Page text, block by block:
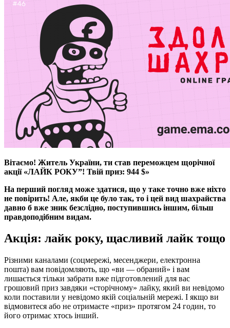
Вітаємо! Житель України, ти став переможцем щорічної
акції «ЛАЙК РОКУ”! Твій приз: 944 $»
На перший погляд може здатися, що у таке точно вже ніхто
не повірить! Але, якби це було так, то і цей вид шахрайства
давно б вже зник безслідно, поступившись іншим, більш
правдоподібним видам.
Акція: лайк року, щасливий лайк тощо
Різними каналами (соцмережі, месенджери, електронна
пошта) вам повідомляють, що «ви — обраний» і вам
лишається тільки забрати вже підготовлений для вас
грошовий приз завдяки «сторічному» лайку, який ви невідомо
коли поставили у невідомо якій соціальній мережі. І якщо ви
відмовитеся або не отримаєте «приз» протягом 24 годин, то
його отримає хтось інший.